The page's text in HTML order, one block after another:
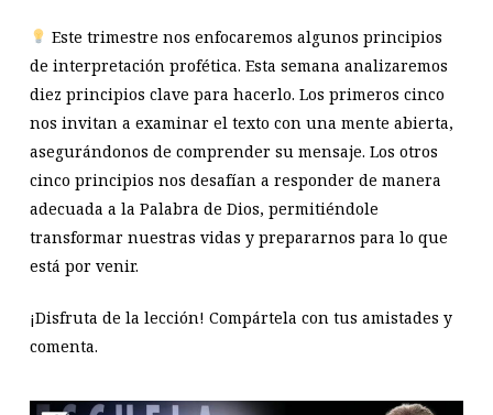
Este trimestre nos enfocaremos algunos principios
de interpretación profética. Esta semana analizaremos
diez principios clave para hacerlo. Los primeros cinco
nos invitan a examinar el texto con una mente abierta,
asegurándonos de comprender su mensaje. Los otros
cinco principios nos desafían a responder de manera
adecuada a la Palabra de Dios, permitiéndole
transformar nuestras vidas y prepararnos para lo que
está por venir.
¡Disfruta de la lección! Compártela con tus amistades y
comenta.